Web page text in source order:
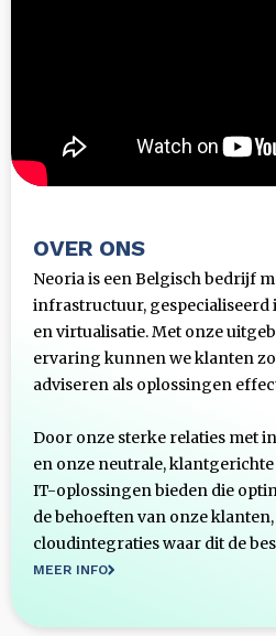
OVER ONS
Neoria is een Belgisch bedrijf
infrastructuur, gespecialiseerd
en virtualisatie. Met onze
ervaring kunnen we klanten
adviseren als oplossingen
Door onze sterke relaties met
en onze neutrale,
IT-oplossingen bieden die
de behoeften van onze
cloudintegraties waar dit de
MEER INFO